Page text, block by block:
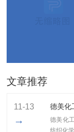
文章推荐
11-13
→
德美化
德美化
纺织化